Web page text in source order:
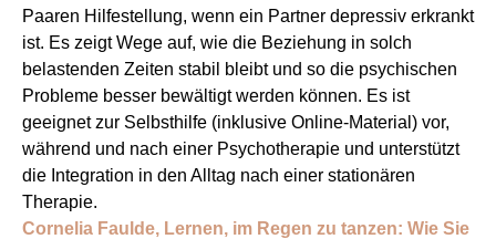
Paaren Hilfestellung, wenn ein Partner depressiv erkrankt
ist. Es zeigt Wege auf, wie die Beziehung in solch
belastenden Zeiten stabil bleibt und so die psychischen
Probleme besser bewältigt werden können. Es ist
geeignet zur Selbsthilfe (inklusive Online-Material) vor,
während und nach einer Psychotherapie und unterstützt
die Integration in den Alltag nach einer stationären
Therapie.
Cornelia Faulde, Lernen, im Regen zu tanzen: Wie Sie